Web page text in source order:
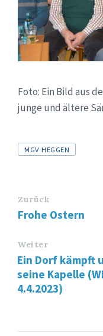
Foto: Ein Bild aus
junge und ältere
Tags
MGV HEGGEN
Zurück
Frohe Ostern
Weiter
Ein Dorf kämpft
seine Kapelle
4.4.2023)